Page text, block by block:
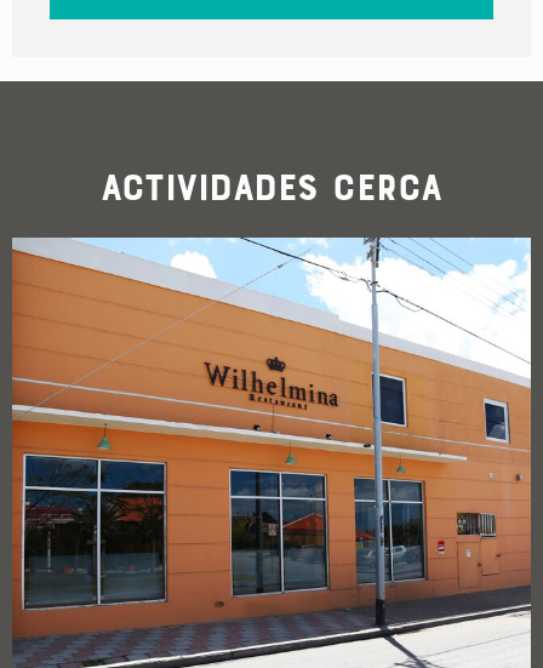
Actividades cerca